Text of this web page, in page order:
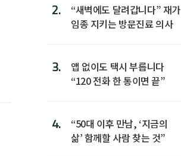
2.
“새벽에도 달려갑니다” 재가
임종 지키는 방문진료 의사
3.
앱 없이도 택시 부릅니다
“120 전화 한 통이면 끝”
4.
“50대 이후 만남, ‘지금의
삶’ 함께할 사람 찾는 것”